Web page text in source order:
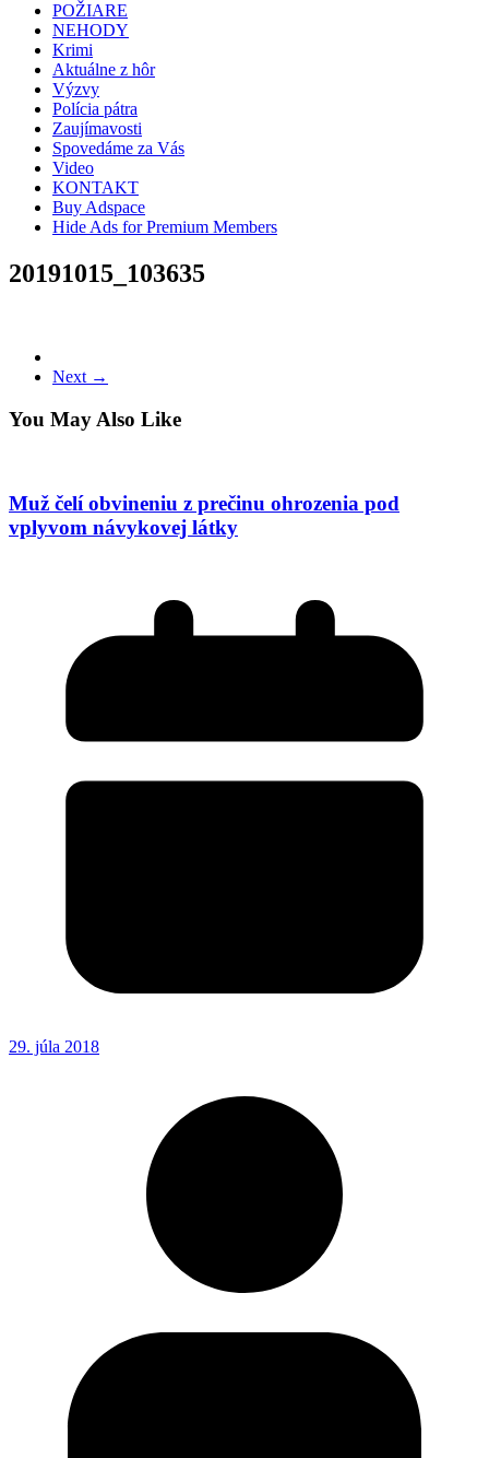
POŽIARE
NEHODY
Krimi
Aktuálne z hôr
Výzvy
Polícia pátra
Zaujímavosti
Spovedáme za Vás
Video
KONTAKT
Buy Adspace
Hide Ads for Premium Members
20191015_103635
Next →
You May Also Like
Muž čelí obvineniu z prečinu ohrozenia pod
vplyvom návykovej látky
29. júla 2018